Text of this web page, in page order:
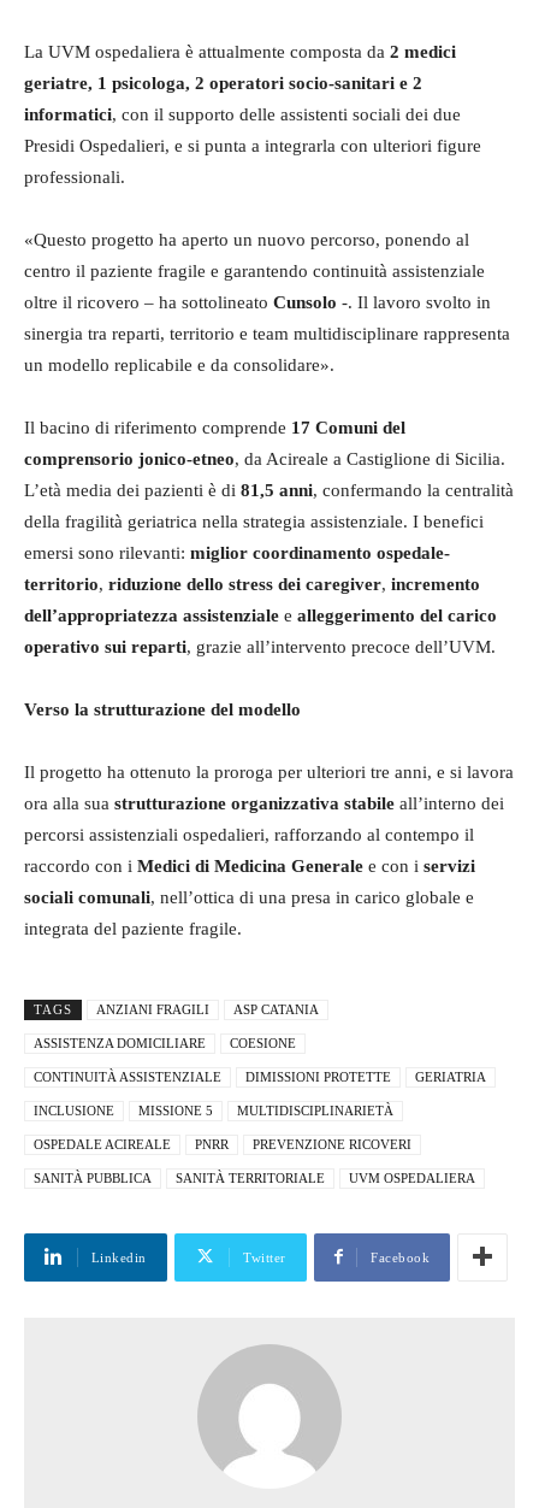
La UVM ospedaliera è attualmente composta da 2 medici
geriatre, 1 psicologa, 2 operatori socio-sanitari e 2
informatici, con il supporto delle assistenti sociali dei due
Presidi Ospedalieri, e si punta a integrarla con ulteriori figure
professionali.
«Questo progetto ha aperto un nuovo percorso, ponendo al
centro il paziente fragile e garantendo continuità assistenziale
oltre il ricovero – ha sottolineato Cunsolo -. Il lavoro svolto in
sinergia tra reparti, territorio e team multidisciplinare rappresenta
un modello replicabile e da consolidare».
Il bacino di riferimento comprende 17 Comuni del
comprensorio jonico-etneo, da Acireale a Castiglione di Sicilia.
L’età media dei pazienti è di 81,5 anni, confermando la centralità
della fragilità geriatrica nella strategia assistenziale. I benefici
emersi sono rilevanti: miglior coordinamento ospedale-
territorio, riduzione dello stress dei caregiver, incremento
dell’appropriatezza assistenziale e alleggerimento del carico
operativo sui reparti, grazie all’intervento precoce dell’UVM.
Verso la strutturazione del modello
Il progetto ha ottenuto la proroga per ulteriori tre anni, e si lavora
ora alla sua strutturazione organizzativa stabile all’interno dei
percorsi assistenziali ospedalieri, rafforzando al contempo il
raccordo con i Medici di Medicina Generale e con i servizi
sociali comunali, nell’ottica di una presa in carico globale e
integrata del paziente fragile.
TAGS ANZIANI FRAGILI ASP CATANIA
ASSISTENZA DOMICILIARE COESIONE
CONTINUITÀ ASSISTENZIALE DIMISSIONI PROTETTE GERIATRIA
INCLUSIONE MISSIONE 5 MULTIDISCIPLINARIETÀ
OSPEDALE ACIREALE PNRR PREVENZIONE RICOVERI
SANITÀ PUBBLICA SANITÀ TERRITORIALE UVM OSPEDALIERA
Linkedin Twitter Facebook